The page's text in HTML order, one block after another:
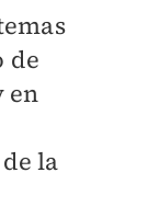
de
en
la